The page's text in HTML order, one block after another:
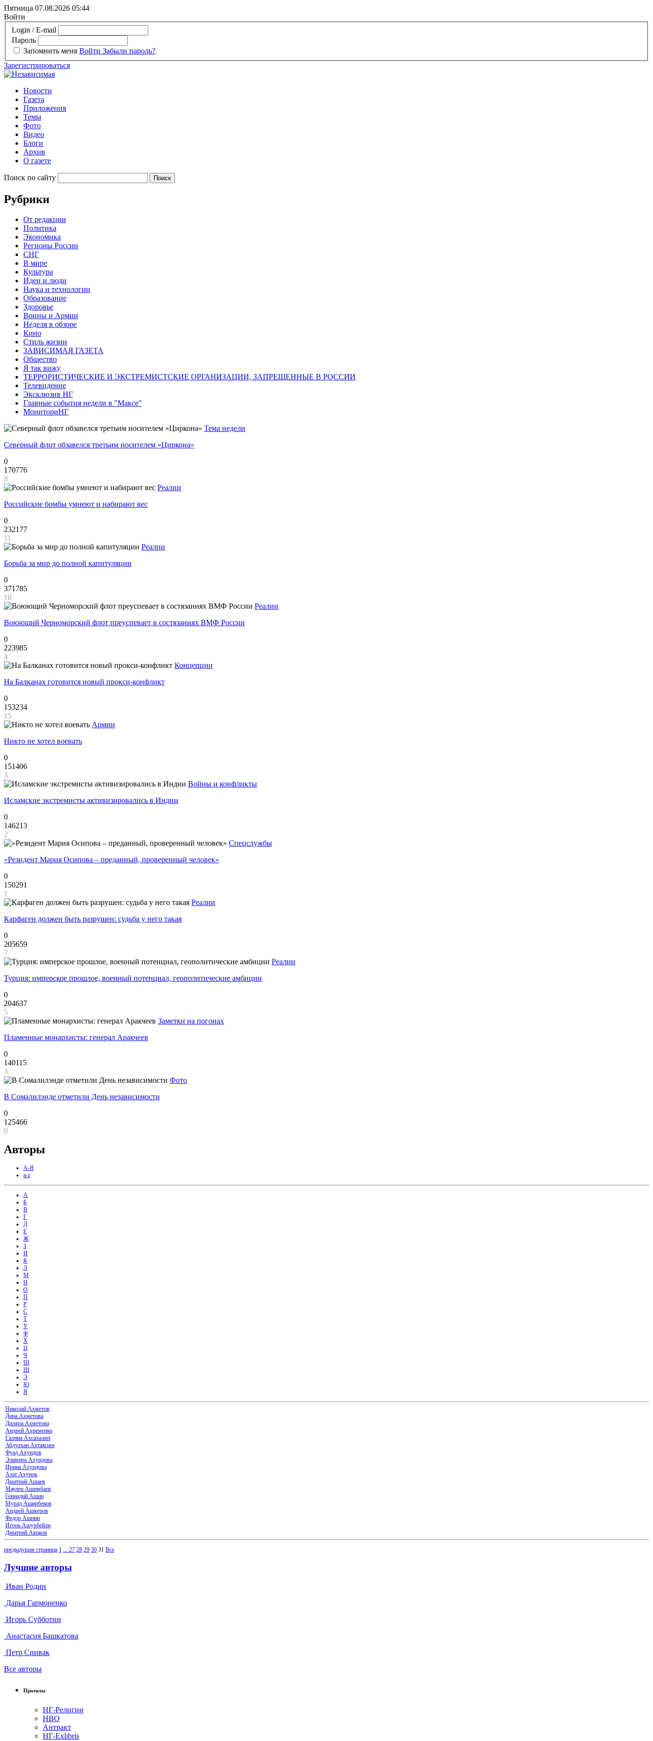
Пятница 07.08.2026 05:44
Войти
Login / E-mail
Пароль
Запомнить меня Войти Забыли пароль?
Зарегистрироваться
Новости
Газета
Приложения
Темы
Фото
Видео
Блоги
Архив
О газете
Поиск по сайту
Рубрики
От редакции
Политика
Экономика
Регионы России
СНГ
В мире
Культура
Идеи и люди
Наука и технологии
Образование
Здоровье
Воины и Армии
Неделя в обзоре
Кино
Стиль жизни
ЗАВИСИМАЯ ГАЗЕТА
Общество
Я так вижу
ТЕРРОРИСТИЧЕСКИЕ И ЭКСТРЕМИСТСКИЕ ОРГАНИЗАЦИИ, ЗАПРЕЩЕННЫЕ В РОССИИ
Телевидение
Эксклюзив НГ
Главные события недели в "Максе"
МониториНГ
Тема недели
Северный флот обзавелся третьим носителем «Циркона»
0
170776
8
Реалии
Российские бомбы умнеют и набирают вес
0
232177
11
Реалии
Борьба за мир до полной капитуляции
0
371785
18
Реалии
Воюющий Черноморский флот преуспевает в состязаниях ВМФ России
0
223985
4
Концепции
На Балканах готовится новый прокси-конфликт
0
153234
15
Армии
Никто не хотел воевать
0
151406
3
Войны и конфликты
Исламские экстремисты активизировались в Индии
0
146213
2
Спецслужбы
«Резидент Мария Осипова – преданный, проверенный человек»
0
150291
1
Реалии
Карфаген должен быть разрушен: судьба у него такая
0
205659
7
Реалии
Турция: имперское прошлое, военный потенциал, геополитические амбиции
0
204637
5
Заметки на погонах
Пламенные монархисты: генерал Аракчеев
0
140115
3
Фото
В Сомалилэнде отметили День независимости
0
125466
0
Авторы
А-Я
a-z
А
Б
В
Г
Д
Е
Ж
З
И
К
Л
М
Н
О
П
Р
С
Т
У
Ф
Х
Ц
Ч
Ш
Щ
Э
Ю
Я
Николай Ахметов
Дина Ахметова
Диляра Ахметова
Андрей Ахременко
Галина Ахсахалян
Абдулхан Ахтамзян
Фуад Ахундов
Эльмира Ахундова
Ирина Ахундова
Азат Ахунов
Дмитрий Ашаев
Маулен Ашимбаев
Геннадий Ашин
Мурад Аширбеков
Андрей Ашкеров
Федор Ашнин
Игорь Ашурбейли
Дмитрий Аяцков
предыдущая страница 1 27 28 29 30 31 Все
Лучшие авторы
Иван Родин
Дарья Гармоненко
Игорь Субботин
Анастасия Башкатова
Петр Спивак
Все авторы
Проекты
НГ-Религии
НВО
Антракт
НГ-Exlibris